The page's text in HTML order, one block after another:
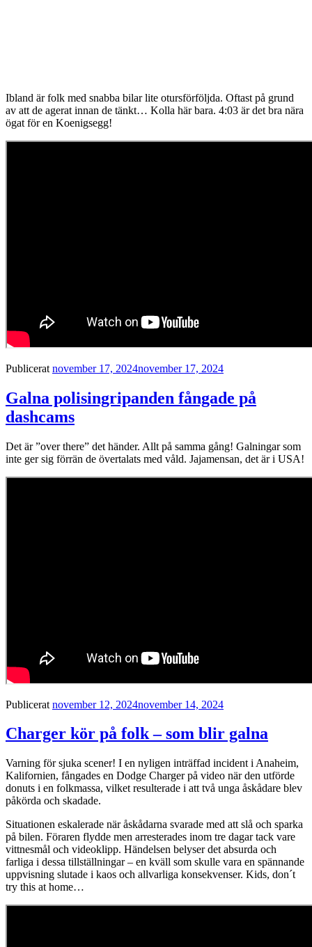
Ibland är folk med snabba bilar lite otursförföljda. Oftast på grund
av att de agerat innan de tänkt… Kolla här bara. 4:03 är det bra nära
ögat för en Koenigsegg!
Publicerat november 17, 2024november 17, 2024
Galna polisingripanden fångade på
dashcams
Det är ”over there” det händer. Allt på samma gång! Galningar som
inte ger sig förrän de övertalats med våld. Jajamensan, det är i USA!
Publicerat november 12, 2024november 14, 2024
Charger kör på folk – som blir galna
Varning för sjuka scener! I en nyligen inträffad incident i Anaheim,
Kalifornien, fångades en Dodge Charger på video när den utförde
donuts i en folkmassa, vilket resulterade i att två unga åskådare blev
påkörda och skadade.
Situationen eskalerade när åskådarna svarade med att slå och sparka
på bilen. Föraren flydde men arresterades inom tre dagar tack vare
vittnesmål och videoklipp. Händelsen belyser det absurda och
farliga i dessa tillställningar – en kväll som skulle vara en spännande
uppvisning slutade i kaos och allvarliga konsekvenser. Kids, don´t
try this at home…